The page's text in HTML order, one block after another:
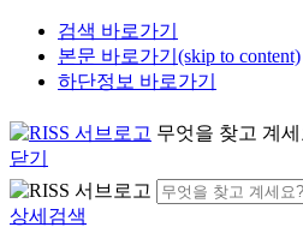
검색 바로가기
본문 바로가기(skip to content)
하단정보 바로가기
무엇을 찾고 계세
닫기
상세검색